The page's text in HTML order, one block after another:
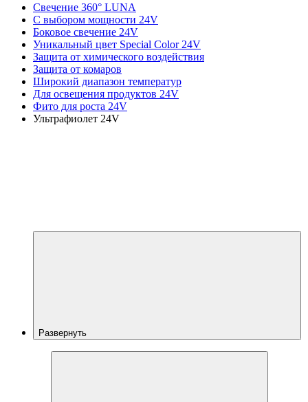
Свечение 360° LUNA
С выбором мощности 24V
Боковое свечение 24V
Уникальный цвет Special Color 24V
Защита от химического воздействия
Защита от комаров
Широкий диапазон температур
Для освещения продуктов 24V
Фито для роста 24V
Ультрафиолет 24V
Развернуть